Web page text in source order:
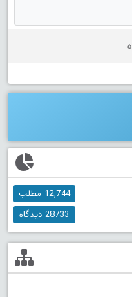
12,744 مطلب
28733 دیدگاه